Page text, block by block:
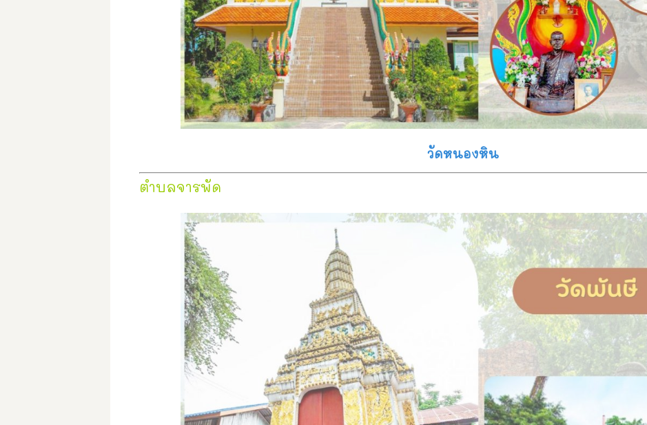
วัดหนองหิน
ตำบลจารพัด